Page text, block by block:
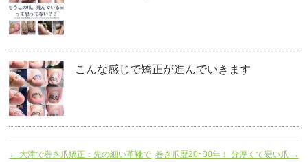
こんな感じで矯正が進んでいきます
← 大津で巻き爪矯正：先の細い革靴で 巻き爪歴20~30年！ 分厚くて硬い爪 →